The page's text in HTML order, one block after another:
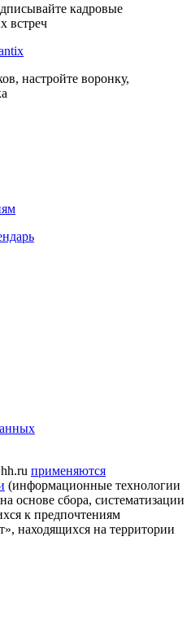
кадровые
встреч
настройте воронку,
применяются
(информационные технологии
основе сбора, систематизации
к предпочтениям
находящихся на территории